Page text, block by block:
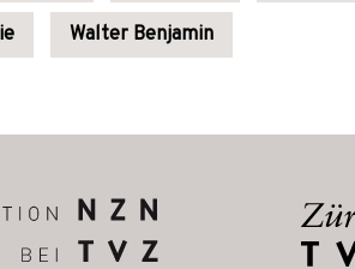
Walter Benjamin